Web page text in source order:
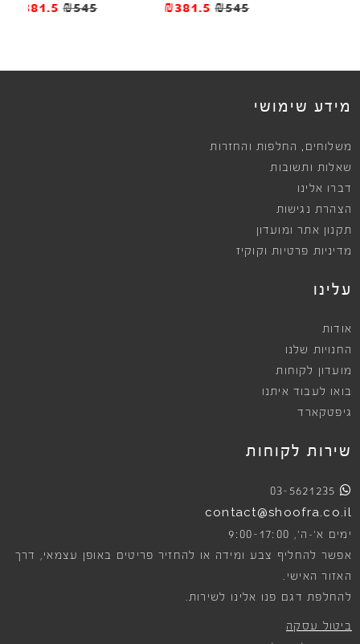
₪381.5
₪381.5
מידע שימושי
משלוחים , החלפות והחזרות
שאלות ותשובות
דברו אלינו
הצהרת נגישות
תקנון אתר ומועדון
מדיניות פרטיות וקוקיז
עלינו
אודות
החנויות שלנו
מועדון לקוחות
בואו לעבוד איתנו
גיפטקארד
שירות לקוחות
03-5621235
contact@shoofra.co.il
ימים א׳-ה׳, 9:00-17:00
אפשר להחליף צבע ומידה או להחזיר פריטים באופן עצמאי, דרך
האזור האישי.
להחלפת דגם פנו אלינו לשירות.
ביטול עסקה